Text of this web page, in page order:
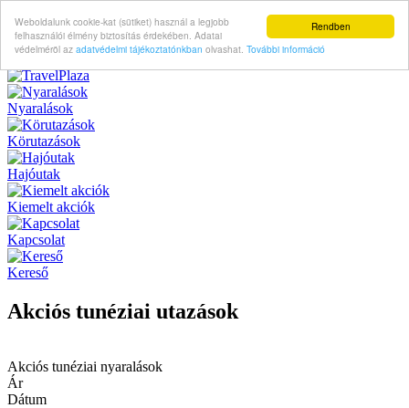
Rendben
Weboldalunk cookie-kat (sütiket) használ a legjobb
felhasználói élmény biztosítás érdekében. Adatai
védelméröl az adatvédelmi tájékoztatónkban olvashat. További információ
Nyaralások
Körutazások
Hajóutak
Kiemelt akciók
Kapcsolat
Kereső
Akciós tunéziai utazások
Akciós tunéziai nyaralások
Ár
Dátum